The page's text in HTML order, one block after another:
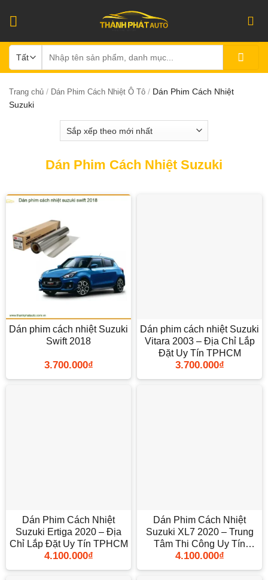
kiếm:
Trang chủ / Dán Phim Cách Nhiệt Ô Tô / Dán Phim Cách Nhiệt
Suzuki
Dán Phim Cách Nhiệt Suzuki
Dán phim cách nhiệt Suzuki
Swift 2018
3.700.000₫
Dán phim cách nhiệt Suzuki
Vitara 2003 – Địa Chỉ Lắp
Đặt Uy Tín TPHCM
3.700.000₫
Dán Phim Cách Nhiệt
Suzuki Ertiga 2020 – Địa
Chỉ Lắp Đặt Uy Tín TPHCM
4.100.000₫
Dán Phim Cách Nhiệt
Suzuki XL7 2020 – Trung
Tâm Thi Công Uy Tín
TPHCM
4.100.000₫